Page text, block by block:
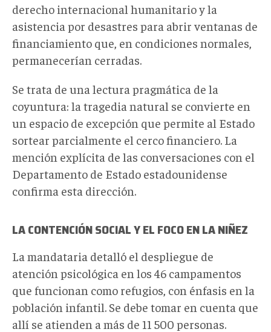
derecho internacional humanitario y la
asistencia por desastres para abrir ventanas de
financiamiento que, en condiciones normales,
permanecerían cerradas.
Se trata de una lectura pragmática de la
coyuntura: la tragedia natural se convierte en
un espacio de excepción que permite al Estado
sortear parcialmente el cerco financiero. La
mención explícita de las conversaciones con el
Departamento de Estado estadounidense
confirma esta dirección.
LA CONTENCIÓN SOCIAL Y EL FOCO EN LA NIÑEZ
La mandataria detalló el despliegue de
atención psicológica en los 46 campamentos
que funcionan como refugios, con énfasis en la
población infantil. Se debe tomar en cuenta que
allí se atienden a más de 11 500 personas.